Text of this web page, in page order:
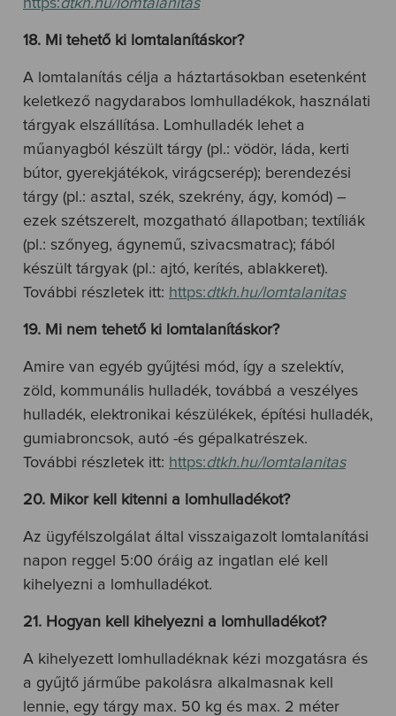
https:dtkh.hu/lomtalanitas
18. Mi tehető ki lomtalanításkor?
A lomtalanítás célja a háztartásokban esetenként
keletkező nagydarabos lomhulladékok, használati
tárgyak elszállítása. Lomhulladék lehet a
műanyagból készült tárgy (pl.: vödör, láda, kerti
bútor, gyerekjátékok, virágcserép); berendezési
tárgy (pl.: asztal, szék, szekrény, ágy, komód) –
ezek szétszerelt, mozgatható állapotban; textíliák
(pl.: szőnyeg, ágynemű, szivacsmatrac); fából
készült tárgyak (pl.: ajtó, kerítés, ablakkeret).
További részletek itt: https:dtkh.hu/lomtalanitas
19. Mi nem tehető ki lomtalanításkor?
Amire van egyéb gyűjtési mód, így a szelektív,
zöld, kommunális hulladék, továbbá a veszélyes
hulladék, elektronikai készülékek, építési hulladék,
gumiabroncsok, autó -és gépalkatrészek.
További részletek itt: https:dtkh.hu/lomtalanitas
20. Mikor kell kitenni a lomhulladékot?
Az ügyfélszolgálat által visszaigazolt lomtalanítási
napon reggel 5:00 óráig az ingatlan elé kell
kihelyezni a lomhulladékot.
21. Hogyan kell kihelyezni a lomhulladékot?
A kihelyezett lomhulladéknak kézi mozgatásra és
a gyűjtő járműbe pakolásra alkalmasnak kell
lennie, egy tárgy max. 50 kg és max. 2 méter